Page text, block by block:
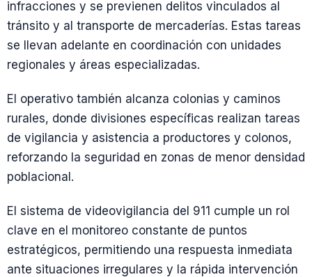
infracciones y se previenen delitos vinculados al
tránsito y al transporte de mercaderías. Estas tareas
se llevan adelante en coordinación con unidades
regionales y áreas especializadas.
El operativo también alcanza colonias y caminos
rurales, donde divisiones específicas realizan tareas
de vigilancia y asistencia a productores y colonos,
reforzando la seguridad en zonas de menor densidad
poblacional.
El sistema de videovigilancia del 911 cumple un rol
clave en el monitoreo constante de puntos
estratégicos, permitiendo una respuesta inmediata
ante situaciones irregulares y la rápida intervención